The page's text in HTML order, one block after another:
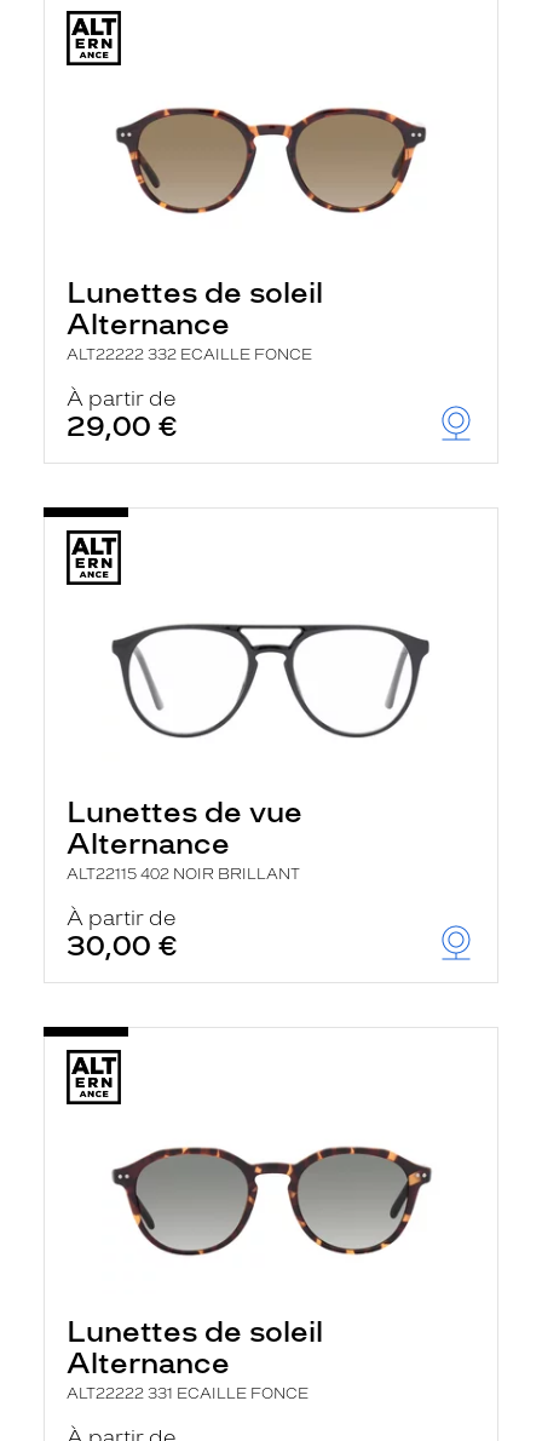
Lunettes de soleil
Alternance
ALT22222 332 ECAILLE FONCE
À partir de
29,00 €
Lunettes de vue
Alternance
ALT22115 402 NOIR BRILLANT
À partir de
30,00 €
Lunettes de soleil
Alternance
ALT22222 331 ECAILLE FONCE